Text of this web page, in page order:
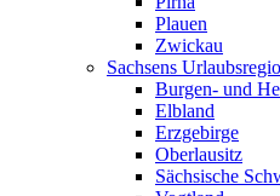
Plauen
Zwickau
Sachsens
Burgen- und
Elbland
Erzgebirge
Oberlausitz
Sächsische